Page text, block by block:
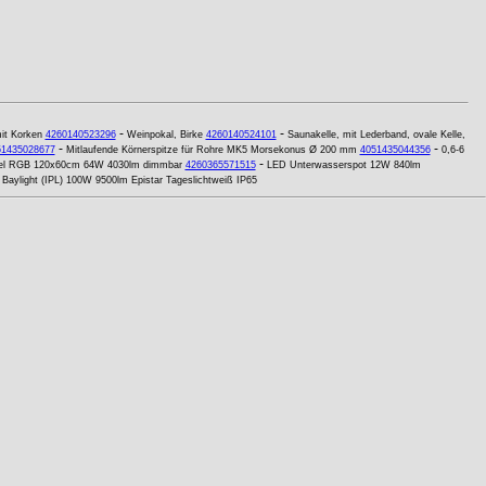
Korken 4260140523296- Weinpokal, Birke 4260140524101- Saunakelle, mit Lederband, ovale Kelle,
- Mitlaufende Körnerspitze für Rohre MK5 Morsekonus Ø 200 mm 4051435044356- 0,6-6
RGB 120x60cm 64W 4030lm dimmbar 4260365571515- LED Unterwasserspot 12W 840lm
Baylight (IPL) 100W 9500lm Epistar Tageslichtweiß IP65